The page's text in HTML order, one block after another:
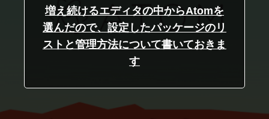
増え続けるエディタの中からAtomを
選んだので、設定したパッケージのリ
ストと管理方法について書いておきま
す